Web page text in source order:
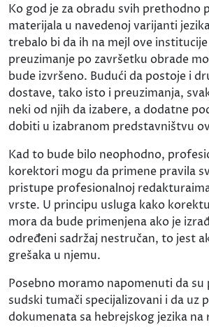
Ko god je za obradu svih prethodno
materijala u navedenoj varijanti
trebalo bi da ih na mejl ove
preuzimanje po završetku obrade
bude izvršeno. Budući da postoje i
dostave, tako isto i preuzimanja,
neki od njih da izabere, a dodatne
dobiti u izabranom predstavništvu
Kad to bude bilo neophodno,
korektori mogu da primene pravila
pristupe profesionalnoj
vrste. U principu usluga kako
mora da bude primenjena ako je
određeni sadržaj nestručan, to jest
grešaka u njemu.
Posebno moramo napomenuti da su
sudski tumači specijalizovani i da uz
dokumenata sa hebrejskog jezika